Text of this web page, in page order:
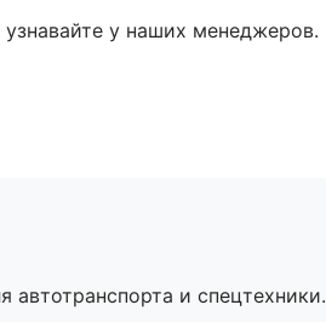
у наших менеджеров.
автотранспорта и спецтехники.